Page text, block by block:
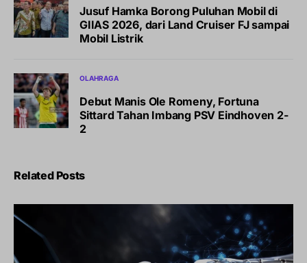
Jusuf Hamka Borong Puluhan Mobil di
GIIAS 2026, dari Land Cruiser FJ sampai
Mobil Listrik
OLAHRAGA
Debut Manis Ole Romeny, Fortuna
Sittard Tahan Imbang PSV Eindhoven 2-
2
Related Posts